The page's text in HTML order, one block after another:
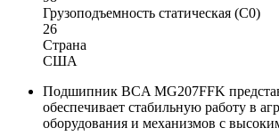
Грузоподъемность статическая (C0)
26
Страна
США
Подшипник BCA MG207FFK
обеспечивает стабильную работу в
оборудования и механизмов с